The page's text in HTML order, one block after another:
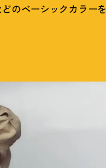
のベーシックカラーを